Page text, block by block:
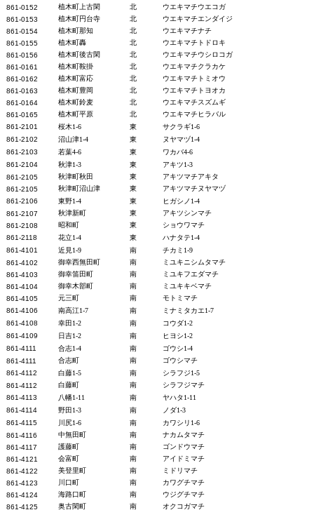
861-0152
植木町上古閑 北
ウエキマチウエコガ
861-0153
植木町円台寺 北
ウエキマチエンダイジ
861-0154
植木町那知 北
ウエキマチナチ
861-0155
植木町轟 北
ウエキマチトドロキ
861-0156
植木町後古閑 北
ウエキマチウシロコガ
861-0161
植木町鞍掛 北
ウエキマチクラカケ
861-0162
植木町富応 北
ウエキマチトミオウ
861-0163
植木町豊岡 北
ウエキマチトヨオカ
861-0164
植木町鈴麦 北
ウエキマチスズムギ
861-0165
植木町平原 北
ウエキマチヒラバル
861-2101 桜木1-6 東
サクラギ1-6
861-2102
沼山津1-4 東
ヌヤマヅ1-4
861-2103
若葉4-6 東
ワカバ4-6
861-2104
秋津1-3 東
アキツ1-3
861-2105
秋津町秋田 東
アキツマチアキタ
861-2105
秋津町沼山津 東
アキツマチヌヤマヅ
861-2106
東野1-4 東
ヒガシノ1-4
861-2107
秋津新町 東
アキツシンマチ
861-2108
昭和町 東
ショウワマチ
861-2118
花立1-4 東
ハナタテ1-4
861-4101 近見1-9 南
チカミ1-9
861-4102
御幸西無田町 南
ミユキニシムタマチ
861-4103
御幸笛田町 南
ミユキフエダマチ
861-4104
御幸木部町 南
ミユキキベマチ
861-4105
元三町 南
モトミマチ
861-4106
南高江1-7 南
ミナミタカエ1-7
861-4108
幸田1-2 南
コウダ1-2
861-4109
日吉1-2 南
ヒヨシ1-2
861-4111
合志1-4 南
ゴウシ1-4
861-4111
合志町 南
ゴウシマチ
861-4112
白藤1-5 南
シラフジ1-5
861-4112
白藤町 南
シラフジマチ
861-4113
八幡1-11 南
ヤハタ1-11
861-4114
野田1-3 南
ノダ1-3
861-4115
川尻1-6 南
カワシリ1-6
861-4116
中無田町 南
ナカムタマチ
861-4117
護藤町 南
ゴンドウマチ
861-4121
会富町 南
アイドミマチ
861-4122
美登里町 南
ミドリマチ
861-4123
川口町 南
カワグチマチ
861-4124
海路口町 南
ウジグチマチ
861-4125
奥古閑町 南 オクコガマチ